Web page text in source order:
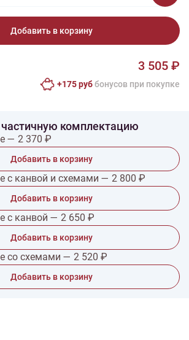
Добавить в корзину
3 505 ₽
+175 руббонусов при покупке
комплектацию
— 2 370 ₽
Добавить в корзину
с канвой и схемами — 2 800 ₽
Добавить в корзину
с канвой — 2 650 ₽
Добавить в корзину
со схемами — 2 520 ₽
Добавить в корзину